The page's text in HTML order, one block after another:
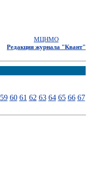
МЦНМО
Редакция журнала "Квант"
59 60 61 62 63 64 65 66 67